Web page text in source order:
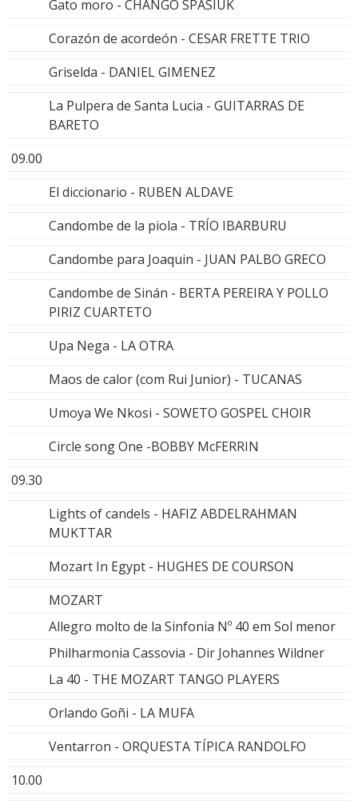
Gato moro - CHANGO SPASIUK
Corazón de acordeón - CESAR FRETTE TRIO
Griselda - DANIEL GIMENEZ
La Pulpera de Santa Lucia - GUITARRAS DE
BARETO
09.00
El diccionario - RUBEN ALDAVE
Candombe de la piola - TRÍO IBARBURU
Candombe para Joaquin - JUAN PALBO GRECO
Candombe de Sinán - BERTA PEREIRA Y POLLO
PIRIZ CUARTETO
Upa Nega - LA OTRA
Maos de calor (com Rui Junior) - TUCANAS
Umoya We Nkosi - SOWETO GOSPEL CHOIR
Circle song One -BOBBY McFERRIN
09.30
Lights of candels - HAFIZ ABDELRAHMAN
MUKTTAR
Mozart In Egypt - HUGHES DE COURSON
MOZART
Allegro molto de la Sinfonia Nº 40 em Sol menor
Philharmonia Cassovia - Dir Johannes Wildner
La 40 - THE MOZART TANGO PLAYERS
Orlando Goñi - LA MUFA
Ventarron - ORQUESTA TÍPICA RANDOLFO
10.00